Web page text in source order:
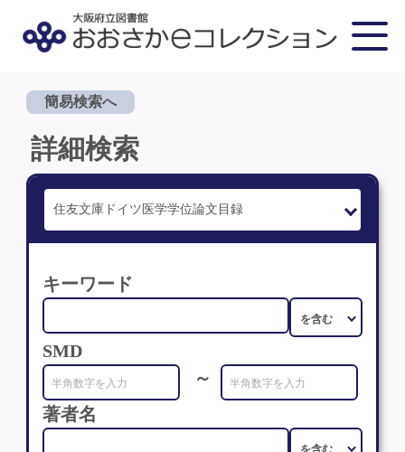
簡易検索へ
詳細検索
キーワード
SMD
～
著者名